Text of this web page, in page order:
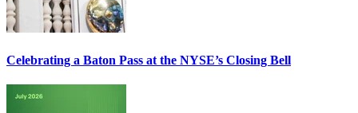
Celebrating a Baton Pass at the NYSE’s Closing Bell